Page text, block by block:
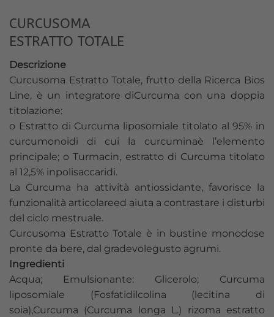
CURCUSOMA
ESTRATTO TOTALE
Descrizione
Curcusoma Estratto Totale, frutto della Ricerca Bios
Line, è un integratore diCurcuma con una doppia
titolazione:
o Estratto di Curcuma liposomiale titolato al 95% in
curcumonoidi di cui la curcuminaè l’elemento
principale; o Turmacin, estratto di Curcuma titolato
al 12,5% inpolisaccaridi.
La Curcuma ha attività antiossidante, favorisce la
funzionalità articolareed aiuta a contrastare i disturbi
del ciclo mestruale.
Curcusoma Estratto Totale è in bustine monodose
pronte da bere, dal gradevolegusto agrumi.
Ingredienti
Acqua; Emulsionante: Glicerolo; Curcuma
liposomiale (Fosfatidilcolina (lecitina di
soia),Curcuma (Curcuma longa L.) rizoma estratto